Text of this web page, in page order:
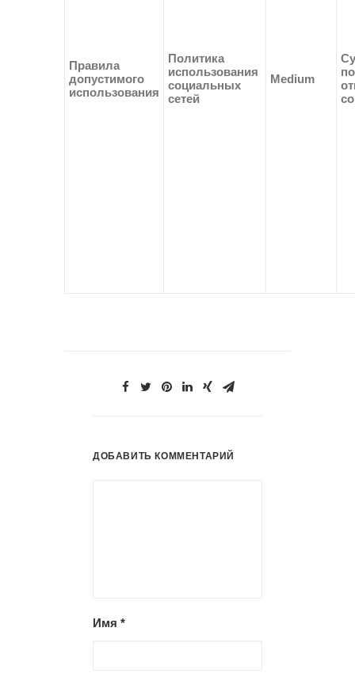
Правила
допустимого
использования
Политика
использования
социальных
сетей
Medium
ДОБАВИТЬ КОММЕНТАРИЙ
Имя *